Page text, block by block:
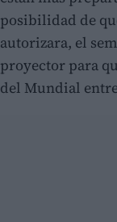
posibilidad de
autorizara, el
proyector para
del Mundial